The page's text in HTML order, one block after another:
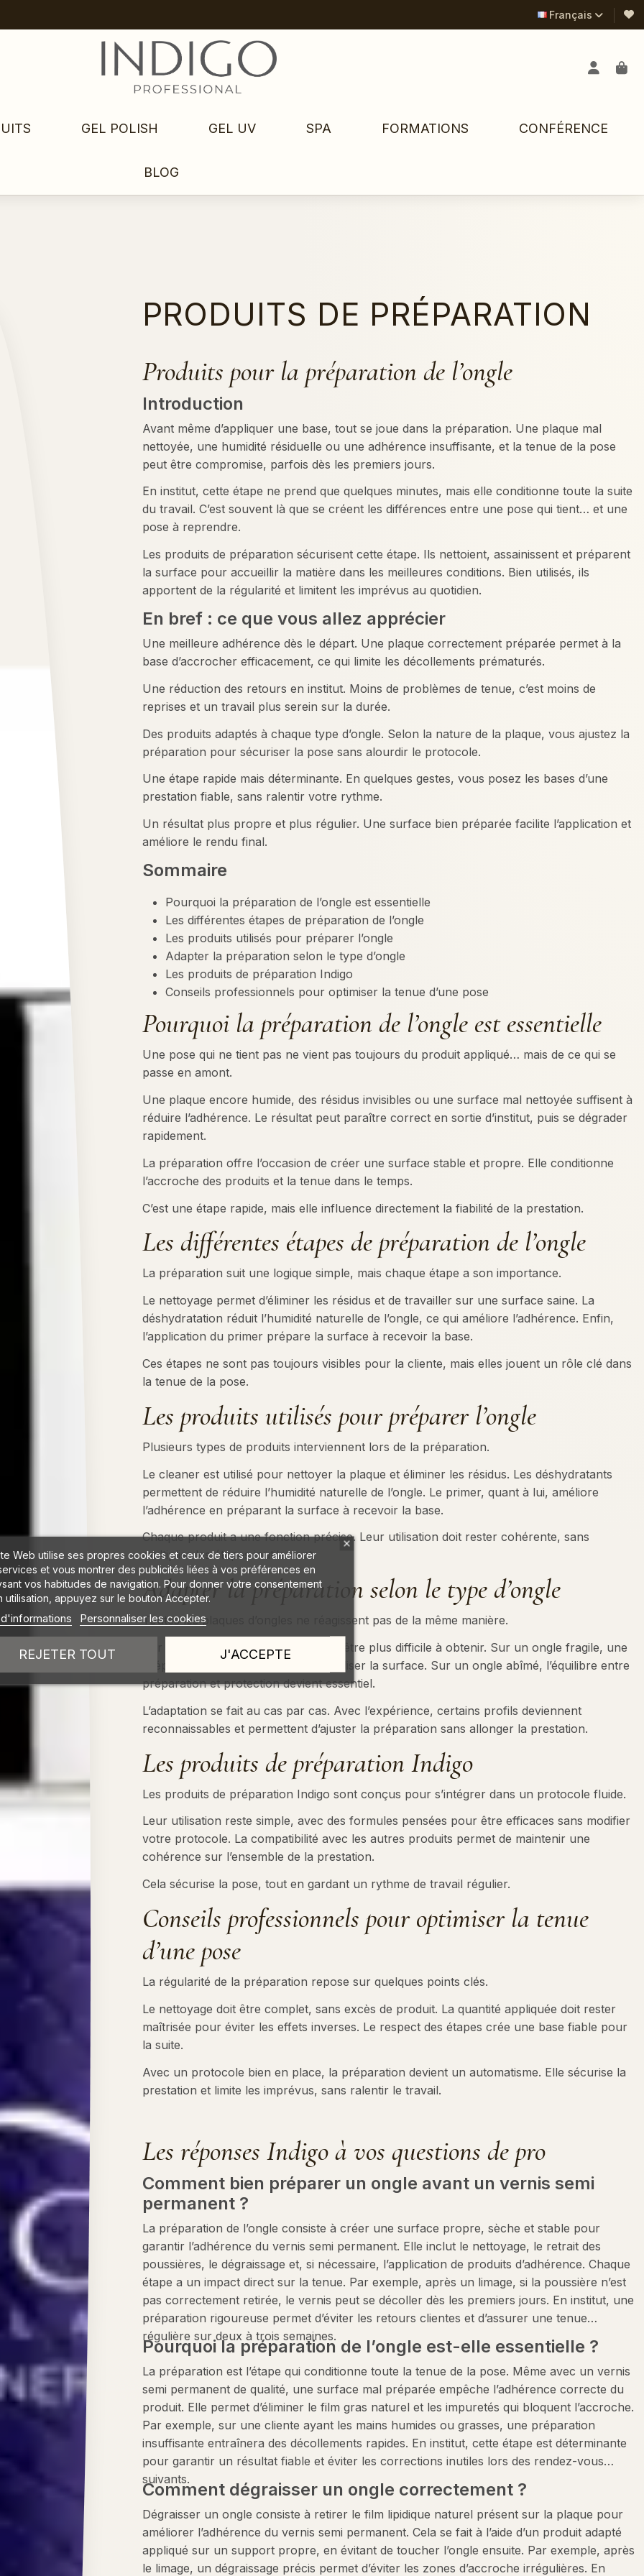
Français
GEL POLISH GEL UV SPA FORMATIONS CONFÉRENCE
BLOG
PRODUITS DE PRÉPARATION
Produits pour la préparation de l’ongle
Introduction
Avant même d’appliquer une base, tout se joue dans la préparation. Une plaque mal
nettoyée, une humidité résiduelle ou une adhérence insuffisante, et la tenue de la pose
peut être compromise, parfois dès les premiers jours.
En institut, cette étape ne prend que quelques minutes, mais elle conditionne toute la suite
du travail. C’est souvent là que se créent les différences entre une pose qui tient… et une
pose à reprendre.
Les produits de préparation sécurisent cette étape. Ils nettoient, assainissent et préparent
la surface pour accueillir la matière dans les meilleures conditions. Bien utilisés, ils
apportent de la régularité et limitent les imprévus au quotidien.
En bref : ce que vous allez apprécier
Une meilleure adhérence dès le départ. Une plaque correctement préparée permet à la
base d’accrocher efficacement, ce qui limite les décollements prématurés.
Une réduction des retours en institut. Moins de problèmes de tenue, c’est moins de
reprises et un travail plus serein sur la durée.
Des produits adaptés à chaque type d’ongle. Selon la nature de la plaque, vous ajustez la
préparation pour sécuriser la pose sans alourdir le protocole.
Une étape rapide mais déterminante. En quelques gestes, vous posez les bases d’une
prestation fiable, sans ralentir votre rythme.
Un résultat plus propre et plus régulier. Une surface bien préparée facilite l’application et
améliore le rendu final.
Sommaire
Pourquoi la préparation de l’ongle est essentielle
Les différentes étapes de préparation de l’ongle
Les produits utilisés pour préparer l’ongle
Adapter la préparation selon le type d’ongle
Les produits de préparation Indigo
Conseils professionnels pour optimiser la tenue d’une pose
Pourquoi la préparation de l’ongle est essentielle
Une pose qui ne tient pas ne vient pas toujours du produit appliqué… mais de ce qui se
passe en amont.
Une plaque encore humide, des résidus invisibles ou une surface mal nettoyée suffisent à
réduire l’adhérence. Le résultat peut paraître correct en sortie d’institut, puis se dégrader
rapidement.
La préparation offre l’occasion de créer une surface stable et propre. Elle conditionne
l’accroche des produits et la tenue dans le temps.
C’est une étape rapide, mais elle influence directement la fiabilité de la prestation.
Les différentes étapes de préparation de l’ongle
La préparation suit une logique simple, mais chaque étape a son importance.
Le nettoyage permet d’éliminer les résidus et de travailler sur une surface saine. La
déshydratation réduit l’humidité naturelle de l’ongle, ce qui améliore l’adhérence. Enfin,
l’application du primer prépare la surface à recevoir la base.
Ces étapes ne sont pas toujours visibles pour la cliente, mais elles jouent un rôle clé dans
la tenue de la pose.
Les produits utilisés pour préparer l’ongle
Plusieurs types de produits interviennent lors de la préparation.
Le cleaner est utilisé pour nettoyer la plaque et éliminer les résidus. Les déshydratants
permettent de réduire l’humidité naturelle de l’ongle. Le primer, quant à lui, améliore
l’adhérence en préparant la surface à recevoir la base.
Chaque produit a une fonction précise. Leur utilisation doit rester cohérente, sans
multiplier les étapes inutilement.
Adapter la préparation selon le type d’ongle
Toutes les plaques d’ongles ne réagissent pas de la même manière.
Sur un ongle gras, l’adhérence peut être plus difficile à obtenir. Sur un ongle fragile, une
préparation trop agressive peut fragiliser la surface. Sur un ongle abîmé, l’équilibre entre
préparation et protection devient essentiel.
L’adaptation se fait au cas par cas. Avec l’expérience, certains profils deviennent
reconnaissables et permettent d’ajuster la préparation sans allonger la prestation.
Les produits de préparation Indigo
Les produits de préparation Indigo sont conçus pour s’intégrer dans un protocole fluide.
Leur utilisation reste simple, avec des formules pensées pour être efficaces sans modifier
votre protocole. La compatibilité avec les autres produits permet de maintenir une
cohérence sur l’ensemble de la prestation.
Cela sécurise la pose, tout en gardant un rythme de travail régulier.
Conseils professionnels pour optimiser la tenue
d’une pose
La régularité de la préparation repose sur quelques points clés.
Le nettoyage doit être complet, sans excès de produit. La quantité appliquée doit rester
maîtrisée pour éviter les effets inverses. Le respect des étapes crée une base fiable pour
la suite.
Avec un protocole bien en place, la préparation devient un automatisme. Elle sécurise la
prestation et limite les imprévus, sans ralentir le travail.
Les réponses Indigo à vos questions de pro
Comment bien préparer un ongle avant un vernis semi
permanent ?
La préparation de l’ongle consiste à créer une surface propre, sèche et stable pour
garantir l’adhérence du vernis semi permanent. Elle inclut le nettoyage, le retrait des
poussières, le dégraissage et, si nécessaire, l’application de produits d’adhérence. Chaque
étape a un impact direct sur la tenue. Par exemple, après un limage, si la poussière n’est
pas correctement retirée, le vernis peut se décoller dès les premiers jours. En institut, une
préparation rigoureuse permet d’éviter les retours clientes et d’assurer une tenue
régulière sur deux à trois semaines.
Pourquoi la préparation de l’ongle est-elle essentielle ?
La préparation est l’étape qui conditionne toute la tenue de la pose. Même avec un vernis
semi permanent de qualité, une surface mal préparée empêche l’adhérence correcte du
produit. Elle permet d’éliminer le film gras naturel et les impuretés qui bloquent l’accroche.
Par exemple, sur une cliente ayant les mains humides ou grasses, une préparation
insuffisante entraînera des décollements rapides. En institut, cette étape est déterminante
pour garantir un résultat fiable et éviter les corrections inutiles lors des rendez-vous
suivants.
Comment dégraisser un ongle correctement ?
Dégraisser un ongle consiste à retirer le film lipidique naturel présent sur la plaque pour
améliorer l’adhérence du vernis semi permanent. Cela se fait à l’aide d’un produit adapté
appliqué sur un support propre, en évitant de toucher l’ongle ensuite. Par exemple, après
le limage, un dégraissage précis permet d’éviter les zones d’accroche irrégulières. En
Web utilise ses propres cookies et ceux de tiers pour améliorer
et vous montrer des publicités liées à vos préférences en
vos habitudes de navigation. Pour donner votre consentement
utilisation, appuyez sur le bouton Accepter.
Personnaliser les cookies
REJETER TOUT J'ACCEPTE